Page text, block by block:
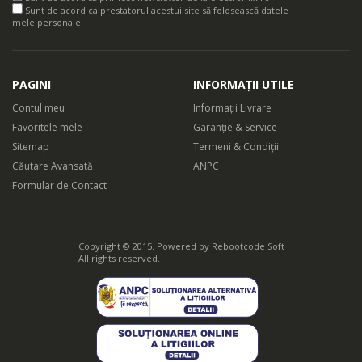
Sunt de acord ca prestatorul acestui site să folosească datele
mele personale.
PAGINI
Contul meu
Favoritele mele
Sitemap
Căutare Avansată
Formular de Contact
INFORMAȚII UTILE
Informații Livrare
Garanție & Service
Termeni & Condiții
ANPC
Copyright © 2015. Powered by Rebootcode Soft
All rights reserved.